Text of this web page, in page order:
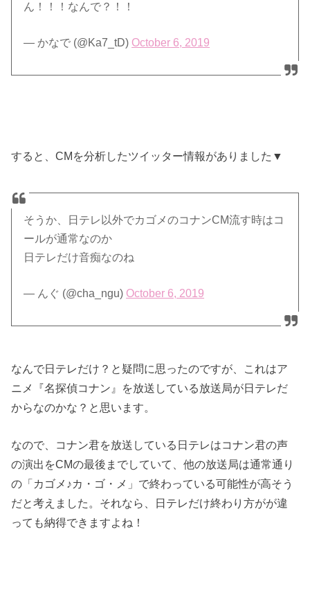
ん！！！なんで？！！
— かなで (@Ka7_tD) October 6, 2019
すると、CMを分析したツイッター情報がありました▼
そうか、日テレ以外でカゴメのコナンCM流す時はコ
ールが通常なのか
日テレだけ音痴なのね
— んぐ (@cha_ngu) October 6, 2019
なんで日テレだけ？と疑問に思ったのですが、これはア
ニメ『名探偵コナン』を放送している放送局が日テレだ
からなのかな？と思います。
なので、コナン君を放送している日テレはコナン君の声
の演出をCMの最後までしていて、他の放送局は通常通り
の「カゴメ♪カ・ゴ・メ」で終わっている可能性が高そう
だと考えました。それなら、日テレだけ終わり方がが違
っても納得できますよね！